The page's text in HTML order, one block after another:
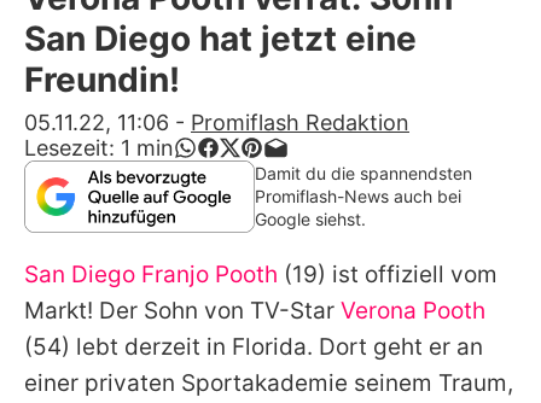
Alle Themen auf Promiflash
Jobs
App runterladen
Team
Redaktionelle Richtlinien
Impressum
Datenschutzerklärung
Nutzungsbedingungen
San Diego hat jetzt eine
Freundin!
05.11.22, 11:06 - Promiflash Redaktion
Lesezeit: 1 min
Damit du die spannendsten
Promiflash-News auch bei
Google siehst.
San Diego Franjo Pooth (19) ist offiziell vom
Markt! Der Sohn von TV-Star Verona Pooth
(54) lebt derzeit in Florida. Dort geht er an
einer privaten Sportakademie seinem Traum,